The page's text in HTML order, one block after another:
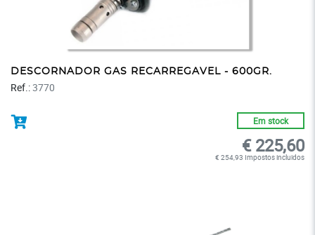
DESCORNADOR GAS RECARREGAVEL - 600GR.
Ref.:3770
Em stock
€ 225,60
€ 254,93 Impostos incluidos